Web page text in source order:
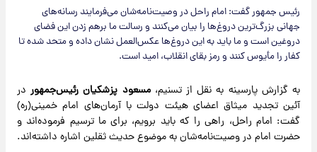
رئیس جمهور گفت: امام راحل در وصیت‌نامه‌شان می‌فرمایند رسانه‌های
جهانی بزرگ‌ترین دروغ‌ها را بیان می‌کنند و رسالت ما برهم زدن این فضای
دروغین است و ما باید به این دروغ‌ها عکس‌العمل نشان داده و متحد شده تا
کفار را مأیوس کنند و رمز بقای انقلاب، امید است.
به گزارش پارسینه به نقل از تسنیم،مسعود پزشکیان رئیس‌جمهوردر
آئین تجدید میثاق اعضای هیئت دولت با آرمان‌های امام خمینی(ره)
گفت: امام راحل، راهی را که باید برویم، برای ما ترسیم فرموده‌اند و
حضرت امام در وصیت‌نامه‌شان به موضوع حدیث ثقلین اشاره داشته‌اند.